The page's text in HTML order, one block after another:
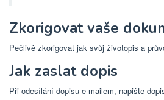
Zkorigovat vaše
Pečlivě zkorigovat jak svůj životopis a
Jak zaslat dopis
Při odesílání dopisu e-mailem, napište